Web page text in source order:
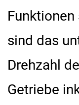
sind das
Drehzahl
Getriebe